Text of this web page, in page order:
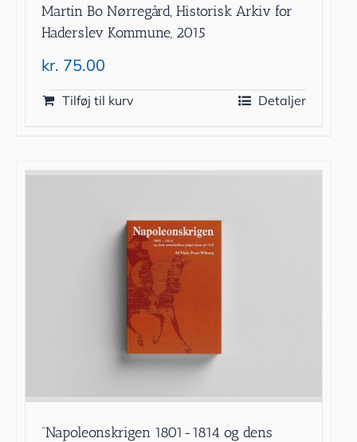
Martin Bo Nørregård, Historisk Arkiv for
Haderslev Kommune, 2015
kr. 75.00
Tilføj til kurv Detaljer
”Napoleonskrigen 1801-1814 og dens